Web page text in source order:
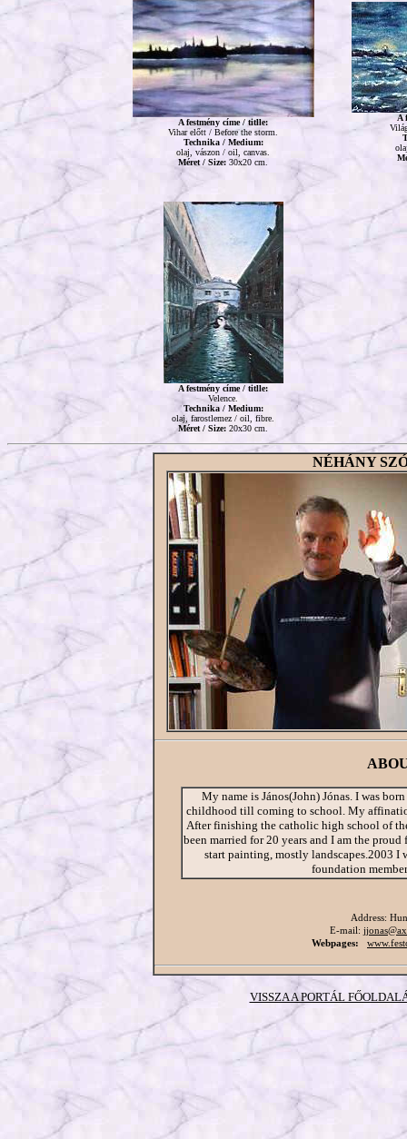
A festmény címe / titlle:
Vihar előtt / Before the storm.
Technika / Medium:
olaj, vászon / oil, canvas.
Méret / Size: 30x20 cm.
A
A festmény címe / titlle:
Velence.
Technika / Medium:
olaj, farostlemez / oil, fibre.
Méret / Size: 20x30 cm.
NÉHÁNY
My name is János(John) Jónas. I was
childhood till coming to school. My
After finishing the catholic high school of
been married for 20 years and I am the
start painting, mostly landscapes.2003 I
foundation
Address:
E-mail:
Webpages:
VISSZA A PORTÁL